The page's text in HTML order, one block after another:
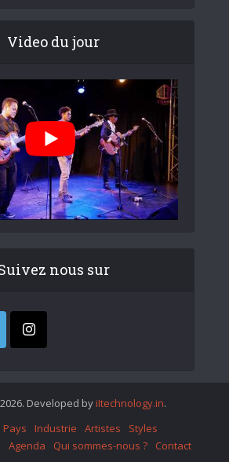
Video du jour
nous sur
Developed by iItechnology.in.
Pays Industrie Artistes
Styles
Agenda Qui sommes-nous ? Contact